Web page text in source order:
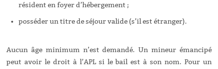
résident en foyer d’hébergement ;
posséder un titre de séjour valide (s’il est étranger).
Aucun âge minimum n’est demandé. Un mineur émancipé
peut avoir le droit à l’APL si le bail est à son nom. Pour un